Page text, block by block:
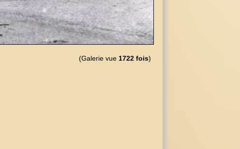
(Galerie vue 1722 fois)